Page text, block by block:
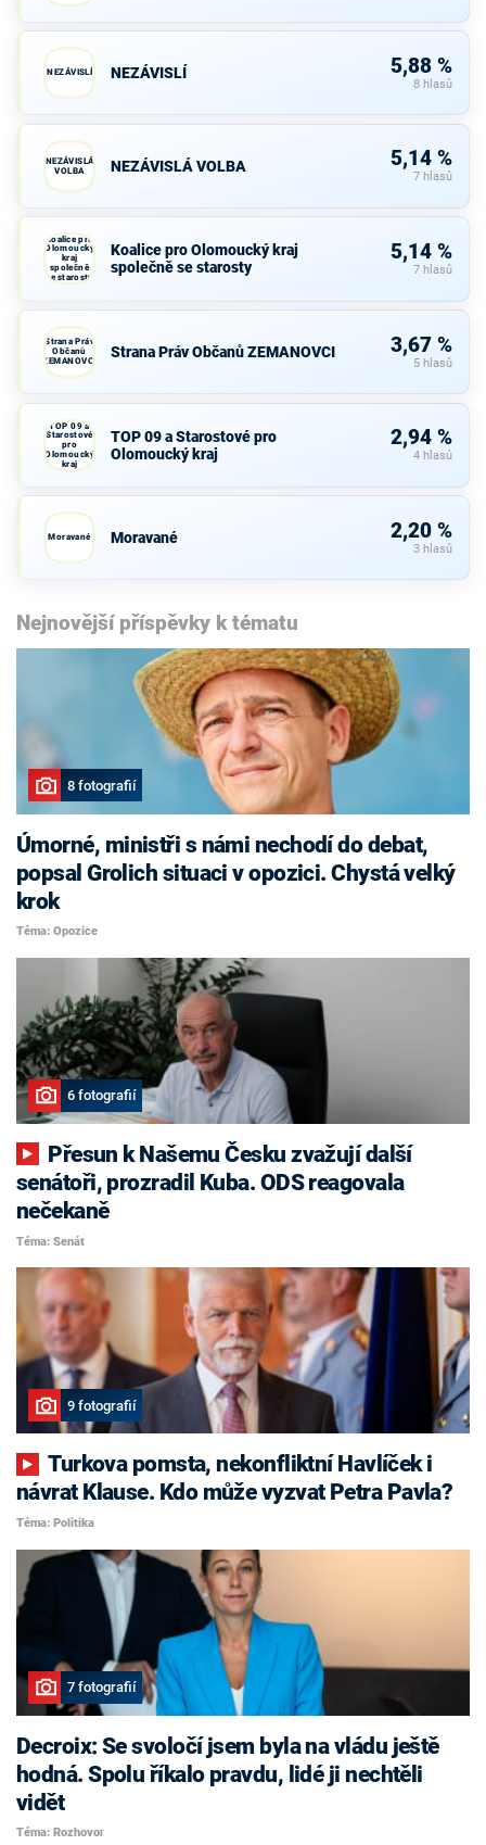
NEZÁVISLÍ NEZÁVISLÍ 5,88 %
8 hlasů
NEZÁVISLÁ
VOLBA
NEZÁVISLÁ VOLBA 5,14 %
7 hlasů
Koalice pro
Olomoucký
kraj
společně
se starosty
Koalice pro Olomoucký kraj
společně se starosty
5,14 %
7 hlasů
Strana Práv
Občanů
ZEMANOVCI
Strana Práv Občanů ZEMANOVCI 3,67 %
5 hlasů
TOP 09 a
Starostové
pro
Olomoucký
kraj
TOP 09 a Starostové pro
Olomoucký kraj
2,94 %
4 hlasů
Moravané Moravané 2,20 %
3 hlasů
Nejnovější příspěvky k tématu
8 fotografií
Úmorné, ministři s námi nechodí do debat,
popsal Grolich situaci v opozici. Chystá velký
krok
Téma: Opozice
6 fotografií
senátoři, prozradil Kuba. ODS reagovala
nečekaně
Téma: Senát
9 fotografií
Turkova pomsta, nekonfliktní Havlíček i
návrat Klause. Kdo může vyzvat Petra Pavla?
Téma: Politika
7 fotografií
Decroix: Se svoločí jsem byla na vládu ještě
hodná. Spolu říkalo pravdu, lidé ji nechtěli
vidět
Téma: Rozhovor